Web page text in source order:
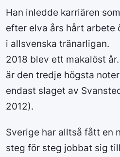
Han inledde karriären
efter elva års hårt arbete
i allsvenska tränarligan.
2018 blev ett makalöst
är den tredje högsta
endast slaget av
2012).
Sverige har alltså fått en
steg för steg jobbat sig